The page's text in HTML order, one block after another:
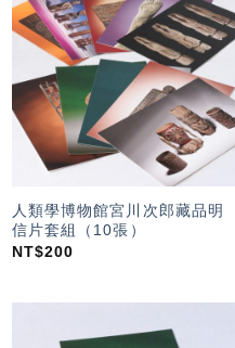
加入
「願
望輕
單」
人類學博物館宮川次郎藏品明
信片套組（10張）
NT$200